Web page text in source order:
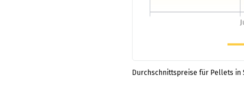
Durchschnittspreise für Pellets in